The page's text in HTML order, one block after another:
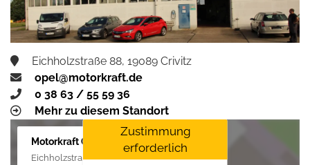
Eichholzstraße 88, 19089 Crivitz
opel@motorkraft.de
0 38 63 / 55 59 36
Mehr zu diesem Standort
Motorkraft GmbH
Eichholzstraße 88, 19089 Crivitz
Zustimmung
erforderlich